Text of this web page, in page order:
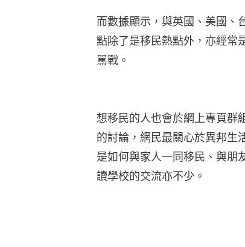
而數據顯示，與英國、美國、
點除了是移民熱點外，亦經常
駡戰。
想移民的人也會於網上專頁群
的討論，網民最關心於異邦生
是如何與家人一同移民、與朋
讀學校的交流亦不少。